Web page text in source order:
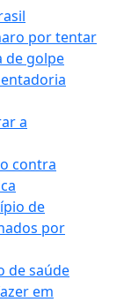
por tentar
de golpe
a
contra
de
por
de saúde
em